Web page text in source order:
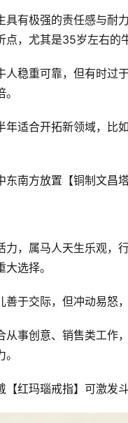
具有极强的责任感与耐
点，尤其是35岁左右的
人稳重可靠，但有时过
年适合开拓新领域，比
东南方放置【铜制文昌
力，属马人天生乐观，
选择。
善于交际，但冲动易怒
从事创意、销售类工作
【红玛瑙戒指】可激发